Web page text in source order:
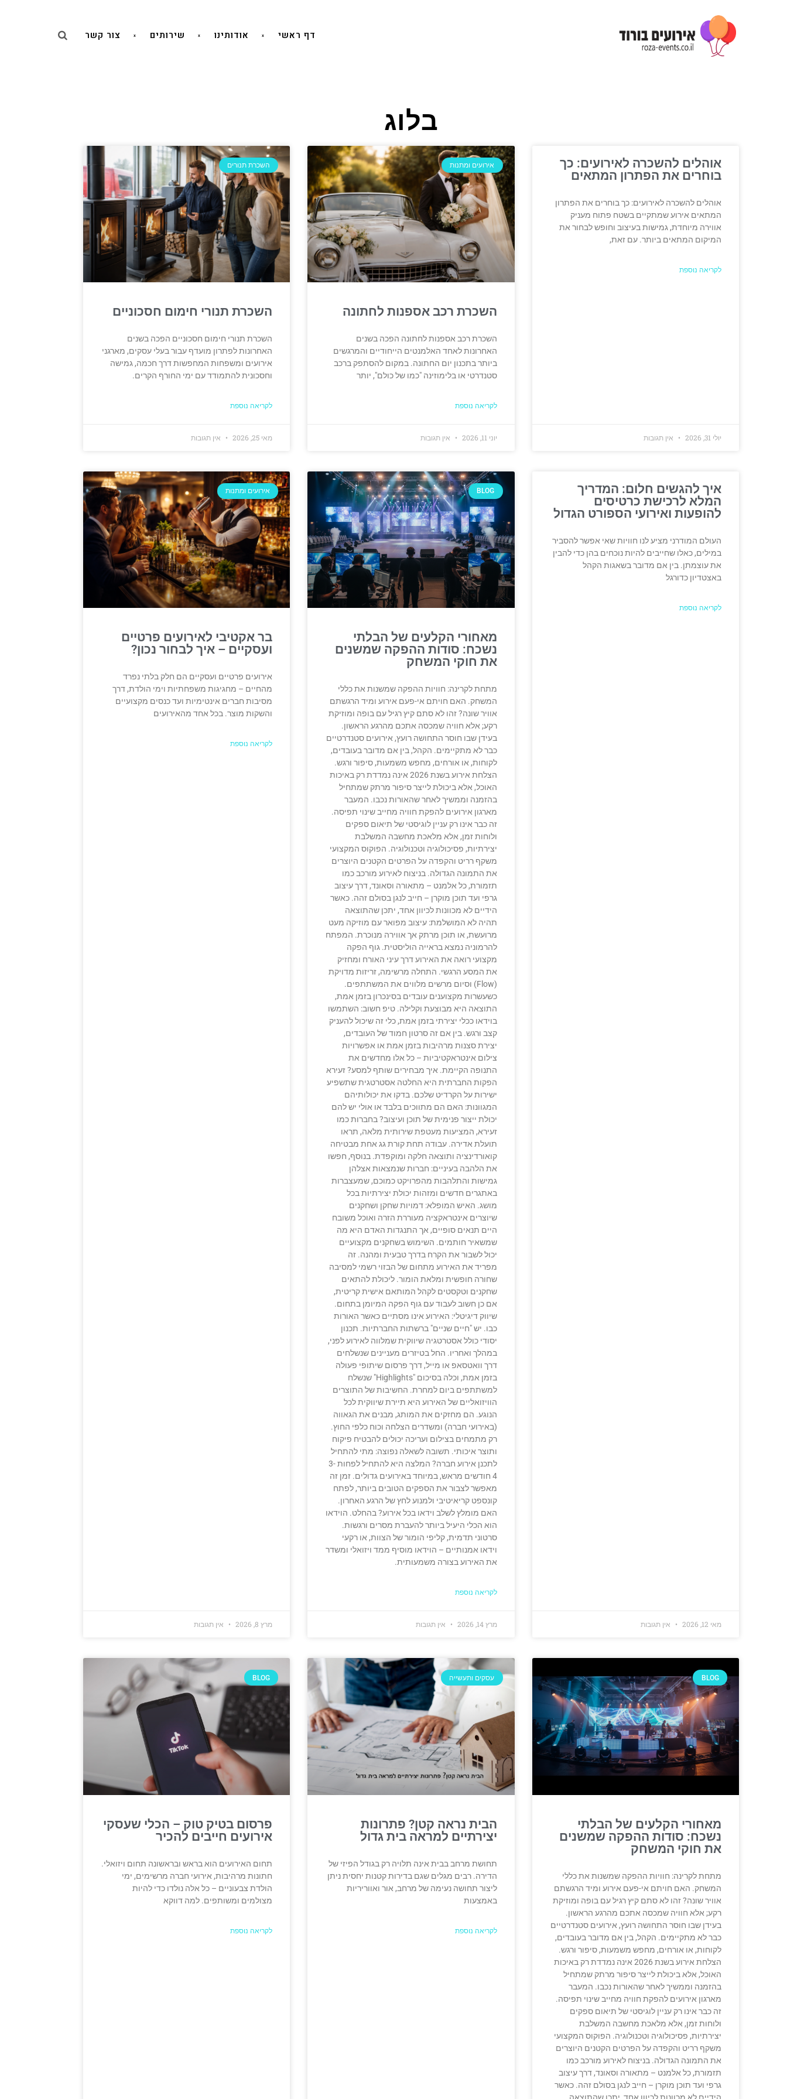
דף ראשי אודותינו שירותים צור קשר
בלוג
אוהלים להשכרה לאירועים: כך
בוחרים את הפתרון המתאים
אוהלים להשכרה לאירועים: כך בוחרים את הפתרון
המתאים אירוע שמתקיים בשטח פתוח מעניק
אווירה מיוחדת, גמישות בעיצוב וחופש לבחור את
המיקום המתאים ביותר. עם זאת,
לקריאה נוספת
יולי 31, 2026 אין תגובות
אירועים ומתנות
השכרת רכב אספנות לחתונה
השכרת רכב אספנות לחתונה הפכה בשנים
האחרונות לאחד האלמנטים הייחודיים והמרגשים
ביותר בתכנון יום החתונה. במקום להסתפק ברכב
סטנדרטי או בלימוזינה "כמו של כולם", יותר
לקריאה נוספת
יוני 11, 2026 אין תגובות
השכרת תנורים
השכרת תנורי חימום חסכוניים
השכרת תנורי חימום חסכוניים הפכה בשנים
האחרונות לפתרון מועדף עבור בעלי עסקים, מארגני
אירועים ומשפחות המחפשות דרך חכמה, גמישה
וחסכונית להתמודד עם ימי החורף הקרים.
לקריאה נוספת
מאי 25, 2026 אין תגובות
איך להגשים חלום: המדריך
המלא לרכישת כרטיסים
להופעות ואירועי הספורט הגדול
העולם המודרני מציע לנו חוויות שאי אפשר להסביר
במילים, כאלו שחייבים להיות נוכחים בהן כדי להבין
את עוצמתן. בין אם מדובר בשאגות הקהל
באצטדיון כדורגל
לקריאה נוספת
מאי 12, 2026 אין תגובות
BLOG
מאחורי הקלעים של הבלתי
נשכח: סודות ההפקה שמשנים
את חוקי המשחק
מתחת לקרינה: חוויות ההפקה שמשנות את כללי
המשחק. האם חויתם אי-פעם אירוע ומיד הרגשתם
אוויר שונה? זהו לא סתם קיץ רגיל עם בופה ומוזיקת
רקע; אלא חוויה שמכסה אתכם מהרגע הראשון.
בעידן שבו חוסר התחושה רועץ, אירועים סטנדרטיים
כבר לא מתקיימים. הקהל, בין אם מדובר בעובדים,
לקוחות, או אורחים, מחפש משמעות, סיפור ורגש.
הצלחת אירוע בשנת 2026 אינה נמדדת רק באיכות
האוכל, אלא ביכולת לייצר סיפור מרתק שמתחיל
בהזמנה וממשיך לאחר שהאורות נכבו. המעבר
מארגון אירועים להפקת חוויה מחייב שינוי תפיסה.
זה כבר אינו רק עניין לוגיסטי של תיאום ספקים
ולוחות זמן, אלא מלאכת מחשבה המשלבת
יצירתיות, פסיכולוגיה וטכנולוגיה. הפוקוס המקצועי
משקף רריט והקפדה על הפרטים הקטנים היוצרים
את התמונה הגדולה. בניצוח לאירוע מורכב כמו
תזמורת, כל אלמנט – מתאורה וסאונד, דרך עיצוב
גרפי ועד תוכן מוקרן – חייב לנגן בסולם זהה. כאשר
הידיים לא מכוונות לכיוון אחד, יתכן שהתוצאה
תהיה לא המושלמת: עיצוב מפואר עם מוזיקה מעט
מרועשת, או תוכן מרתק אך אווירה מנוכרת. המפתח
להרמוניה נמצא בראייה הוליסטית. גוף הפקה
מקצועי רואה את האירוע דרך עיני האורח ומחזיק
את המסע הרגשי. התחלה מרשימה, זריזות מדויקת
(Flow) וסיום מרשים מלווים את המשתתפים.
כשעשרות מקצוענים עובדים בסינכרון בזמן אמת,
התוצאה היא מבוצעת וקלילה. טיפ חשוב: השתמשו
בוידאו ככלי יצירתי בזמן אמת, כלי זה שיכול להעניק
קצב ורגש. בין אם זה סרטון חמוד של העובדים,
יצירת סצנות מרהיבות בזמן אמת או אפשרויות
צילום אינטראקטיביות – כל אלו מחדשים את
התנופה הקיימת. איך מבחירים שותף למסע? זעירא
הפקות החברתית היא החלטה אסטרטגית שתשפיע
ישירות על הקרדיט שלכם. בדקו את יכולותיהם
המגוונות: האם הם מתווכים בלבד או אולי יש להם
יכולת ייצור פנימית של תוכן ועיצוב? בחברות כמו
זעירא, המציעות מעטפת שירותית מלאה, תראו
תועלת אדירה. עבודה תחת קורת גג אחת מבטיחה
קואורדינציה ותוצאה חלקה ומוקפדת. בנוסף, חפשו
את הלהבה בעיניים: חברות שנמצאות אצלהן
גמישות והתלהבות מהפרויקט כמוכם, שמעצברות
באתגרים חדשים ומזהות יכולת יצירתיות בכל
מושג. האיש המופלא: דמויות שחקן ושחקנים
שיוצרים אינטראקציה מעוררת הזרה ואוכל משובח
היים תנאים סופיים, אך התנגדות האדם היא מה
שמשאיר חותמים. השימוש בשחקנים מקצועיים
יכול לשבור את הקרח בדרך טבעית ומהנה. זה
מפריד את האירוע מתחום של הבזוי רשמי למסיבה
שחורה חופשית ומלאת הומור. ליכולת להתאים
שחקנים וטקסטים לקהל המותאם אישית קריטית,
אם כן חשוב לעבוד עם גוף הפקה המיומן בתחום.
שיווק דיגיטלי: האירוע אינו מסתיים כאשר האורות
כבו. יש "חיים שניים" ברשתות החברתיות. תכנון
יסודי כולל אסטרטגיה שיווקית שמלווה לאירוע לפני,
במהלך ואחריו. החל בטיזרים מעניינים שנשלחים
דרך וואטסאפ או מייל, דרך פרסום שיתופי פעולה
בזמן אמת, וכלה בסיכום "Highlights" שנשלח
למשתתפים ביום למחרת. החשיבות של התוצרים
הוויזואליים של האירוע היא תיירת שיווקית לכל
הנוגע. הם מחזקים את המותג, מבנים את הגאווה
(באירועי חברה) ומשדרים הצלחה וכוח כלפי החוץ.
רק מתמחים בצילום ועריכה יכולים להבטיח פיקוח
ותוצר איכותי. תשובה לשאלה נפוצה: מתי להתחיל
לתכנן אירוע חברה? המלצה היא להתחיל לפחות 3-
4 חודשים מראש, במיוחד באירועים גדולים. זמן זה
מאפשר לצבור את הספקים הטובים ביותר, לפתח
קונספט קריאיטיבי ולמנוע לחץ של הרגע האחרון.
האם מומלץ לשלב וידאו בכל אירוע? בהחלט. הוידאו
הוא הכלי היעיל ביותר להעברת מסרים ורגשות.
סרטוני תדמית, קליפי הומור של הצוות, או רקעי
וידאו אמנותיים – הוידאו מוסיף ממד ויזואלי ומשדר
את האירוע בצורה משמעותית.
לקריאה נוספת
מרץ 14, 2026 אין תגובות
אירועים ומתנות
בר אקטיבי לאירועים פרטיים
ועסקיים – איך לבחור נכון?
אירועים פרטיים ועסקיים הם חלק בלתי נפרד
מהחיים – מחגיגות משפחתיות וימי הולדת, דרך
מסיבות חברים אינטימיות ועד כנסים מקצועיים
והשקות מוצר. בכל אחד מהאירועים
לקריאה נוספת
מרץ 8, 2026 אין תגובות
BLOG
מאחורי הקלעים של הבלתי
נשכח: סודות ההפקה שמשנים
את חוקי המשחק
מתחת לקרינה: חוויות ההפקה שמשנות את כללי
המשחק. האם חויתם אי-פעם אירוע ומיד הרגשתם
אוויר שונה? זהו לא סתם קיץ רגיל עם בופה ומוזיקת
רקע; אלא חוויה שמכסה אתכם מהרגע הראשון.
בעידן שבו חוסר התחושה רועץ, אירועים סטנדרטיים
כבר לא מתקיימים. הקהל, בין אם מדובר בעובדים,
לקוחות, או אורחים, מחפש משמעות, סיפור ורגש.
הצלחת אירוע בשנת 2026 אינה נמדדת רק באיכות
האוכל, אלא ביכולת לייצר סיפור מרתק שמתחיל
בהזמנה וממשיך לאחר שהאורות נכבו. המעבר
מארגון אירועים להפקת חוויה מחייב שינוי תפיסה.
זה כבר אינו רק עניין לוגיסטי של תיאום ספקים
ולוחות זמן, אלא מלאכת מחשבה המשלבת
יצירתיות, פסיכולוגיה וטכנולוגיה. הפוקוס המקצועי
משקף רריט והקפדה על הפרטים הקטנים היוצרים
את התמונה הגדולה. בניצוח לאירוע מורכב כמו
תזמורת, כל אלמנט – מתאורה וסאונד, דרך עיצוב
גרפי ועד תוכן מוקרן – חייב לנגן בסולם זהה. כאשר
הידיים לא מכוונות לכיוון אחד, יתכן שהתוצאה
עסקים ותעשייה
הבית נראה קטן? פתרונות
יצירתיים למראה בית גדול
תחושת מרחב בבית אינה תלויה רק בגודל הפיזי של
הדירה. רבים מגלים שגם בדירות קטנות יחסית ניתן
ליצור תחושה נעימה של מרחב, אור ואווריריות
באמצעות
לקריאה נוספת
BLOG
פרסום בטיק טוק – הכלי שעסקי
אירועים חייבים להכיר
תחום האירועים הוא בראש ובראשונה תחום ויזואלי.
חתונות מרהיבות, אירועי חברה מרשימים, ימי
הולדת צבעוניים – כל אלה נולדו כדי להיות
מצולמים ומשותפים. למה דווקא
לקריאה נוספת